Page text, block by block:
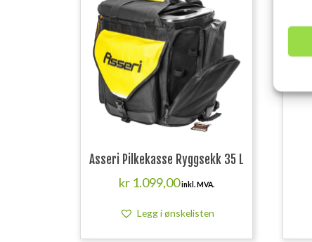
Asseri Pilkekasse Ryggsekk 35 L
kr 1.099,00inkl. MVA.
Legg i ønskelisten